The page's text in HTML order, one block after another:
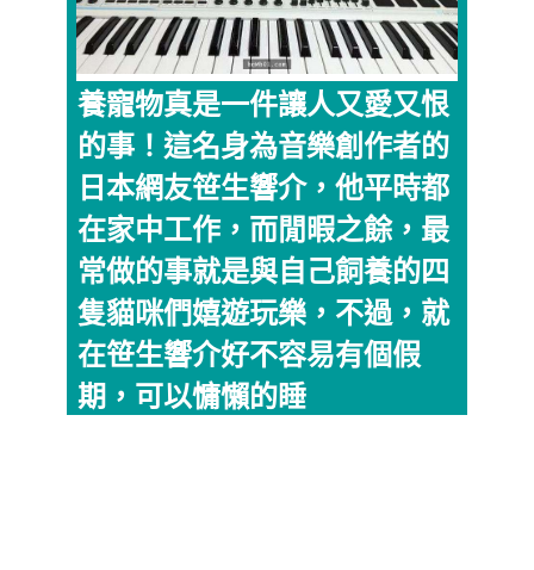
養寵物真是一件讓人又愛又恨
的事！這名身為音樂創作者的
日本網友笹生響介，他平時都
在家中工作，而閒暇之餘，最
常做的事就是與自己飼養的四
隻貓咪們嬉遊玩樂，不過，就
在笹生響介好不容易有個假
期，可以慵懶的睡